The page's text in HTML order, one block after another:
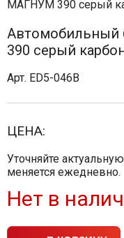
Автомобильный
390 серый
Арт. ED5-046B
ЦЕНА:
Уточняйте
меняется ежедневно.
Нет в